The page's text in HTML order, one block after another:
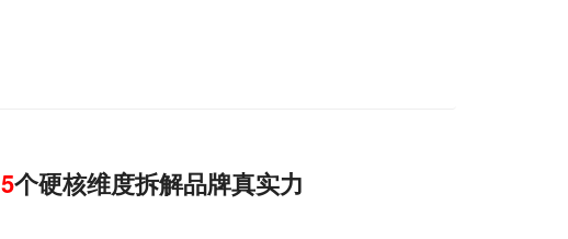
5个硬核维度拆解品牌真实力